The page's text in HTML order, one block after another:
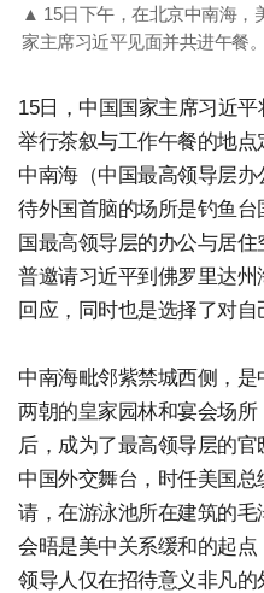
▲ 15日下午，在北京中南海，
家主席习近平见面并共进午餐
15日，中国国家主席习近
举行茶叙与工作午餐的地
中南海（中国最高领导层
待外国首脑的场所是钓鱼
国最高领导层的办公与居
普邀请习近平到佛罗里达
回应，同时也是选择了对自
中南海毗邻紫禁城西侧，
两朝的皇家园林和宴会场
后，成为了最高领导层的
中国外交舞台，时任美国
请，在游泳池所在建筑的
会晤是美中关系缓和的起
领导人仅在招待意义非凡